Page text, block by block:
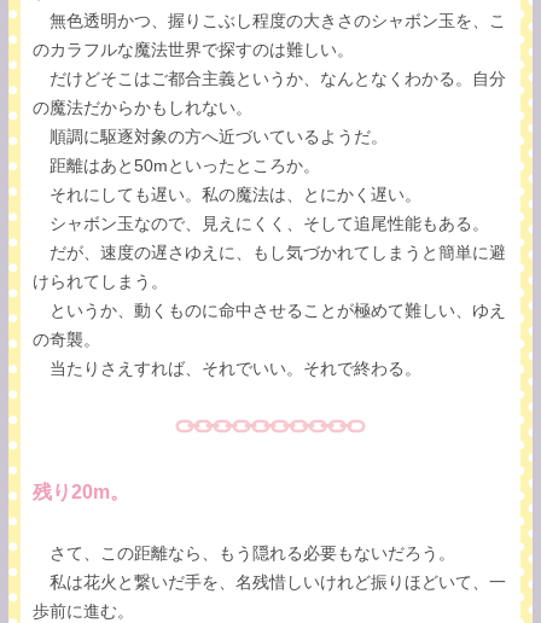
無色透明かつ、握りこぶし程度の大きさのシャボン玉を、こ
のカラフルな魔法世界で探すのは難しい。
だけどそこはご都合主義というか、なんとなくわかる。自分
の魔法だからかもしれない。
順調に駆逐対象の方へ近づいているようだ。
距離はあと50mといったところか。
それにしても遅い。私の魔法は、とにかく遅い。
シャボン玉なので、見えにくく、そして追尾性能もある。
だが、速度の遅さゆえに、もし気づかれてしまうと簡単に避
けられてしまう。
というか、動くものに命中させることが極めて難しい、ゆえ
の奇襲。
当たりさえすれば、それでいい。それで終わる。
残り20m。
さて、この距離なら、もう隠れる必要もないだろう。
私は花火と繋いだ手を、名残惜しいけれど振りほどいて、一
歩前に進む。